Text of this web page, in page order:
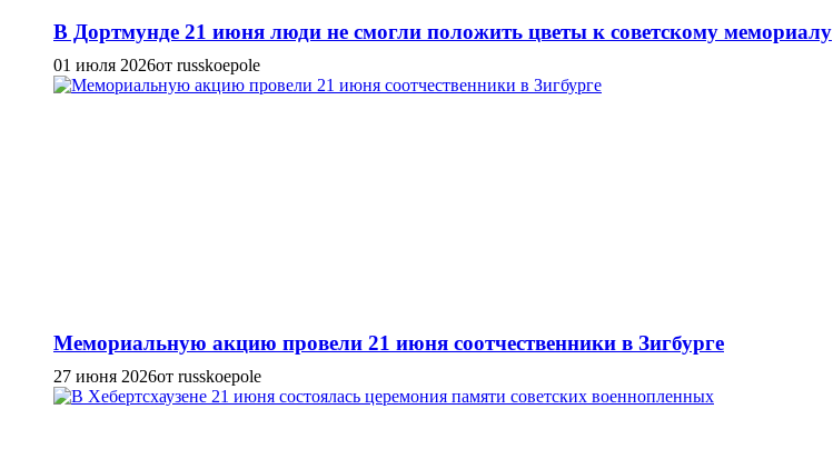
В Дортмунде 21 июня люди не смогли положить цветы к советскому мемориалу
01 июля 2026от russkoepole
Мемориальную акцию провели 21 июня соотчественники в Зигбурге
27 июня 2026от russkoepole